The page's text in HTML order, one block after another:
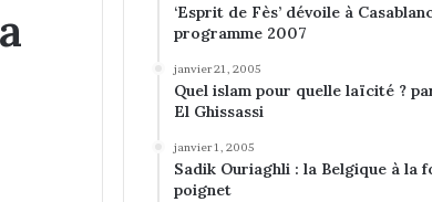
‘Esprit de Fès’ dévoile à
programme 2007
janvier 21, 2005
Quel islam pour quelle laïcité ?
El Ghissassi
janvier 1, 2005
Sadik Ouriaghli : la Belgique à la
poignet